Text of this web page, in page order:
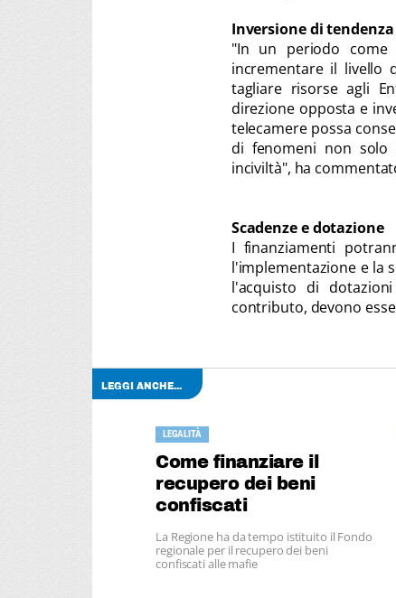
Inversione di
"In un periodo come
incrementare il livello
tagliare risorse agli
direzione opposta e
telecamere possa
di fenomeni non solo
inciviltà", ha
Scadenze e dotazione
I finanziamenti
l'implementazione e la
l'acquisto di
contributo, devono
LEGGI ANCHE...
LEGALITÀ
Come finanziare il
recupero dei beni
confiscati
La Regione ha da tempo istituito il Fondo
regionale per il recupero dei beni
confiscati alle mafie